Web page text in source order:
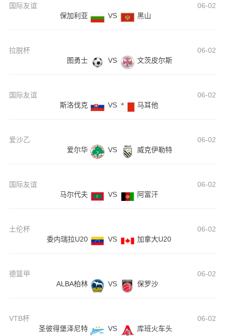
国际友谊
06-02
保加利亚
VS 黑山
拉脱杯
06-02
图勇士
VS 文茨皮尔斯
国际友谊
06-02
斯洛伐克
VS 马耳他
爱沙乙
06-02
爱尔华
VS 威克伊勒特
国际友谊
06-02
马尔代夫
VS 阿富汗
土伦杯
06-02
委内瑞拉U20
VS 加拿大U20
德篮甲
06-02
ALBA柏林
VS 保罗沙
VTB杯
06-02
圣彼得堡泽尼特
VS 库班火车头